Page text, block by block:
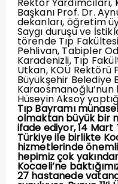
Başkanı Prof. Dr.
dekanları, öğretim
Saygı duruşu ve
törende Tıp
Pehlivan, Tabipler
Karadenizli, Tıp
Utkan, KOÜ Rektörü
Büyükşehir Belediye
Hüseyin Aksoy
Tıp Bayramı
olmaktan büyük bir
ifade ediyor, 14 Mart
Türkiye ile birlikte
hizmetlerinde
hepimiz çok
Kocaeli’ne
27 hastanede